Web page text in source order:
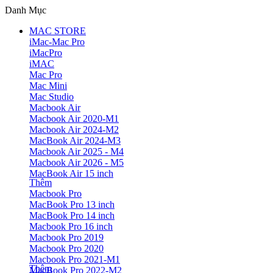
Danh Mục
MAC STORE
iMac-Mac Pro
iMacPro
iMAC
Mac Pro
Mac Mini
Mac Studio
Macbook Air
Macbook Air 2020-M1
Macbook Air 2024-M2
MacBook Air 2024-M3
Macbook Air 2025 - M4
Macbook Air 2026 - M5
MacBook Air 15 inch
Thêm
Macbook Pro
MacBook Pro 13 inch
MacBook Pro 14 inch
Macbook Pro 16 inch
Macbook Pro 2019
Macbook Pro 2020
Macbook Pro 2021-M1
MacBook Pro 2022-M2
Thêm